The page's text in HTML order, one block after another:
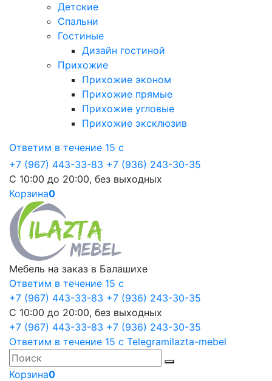
Детские
Спальни
Гостиные
Дизайн гостиной
Прихожие
Прихожие эконом
Прихожие прямые
Прихожие угловые
Прихожие эксклюзив
Ответим в течение 15 с
+7 (967) 443-33-83 +7 (936) 243-30-35
С 10:00 до 20:00, без выходных
Корзина0
Мебель на заказ в Балашихе
Ответим в течение 15 с
+7 (967) 443-33-83 +7 (936) 243-30-35
С 10:00 до 20:00, без выходных
+7 (967) 443-33-83 +7 (936) 243-30-35
Ответим в течение 15 с Telegramilazta-mebel
Корзина0